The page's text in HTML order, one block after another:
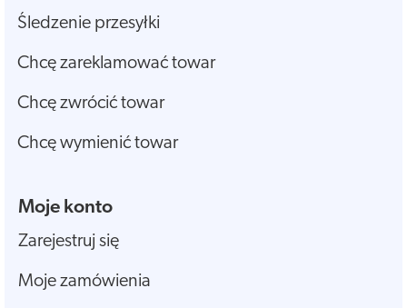
Śledzenie przesyłki
Chcę zareklamować towar
Chcę zwrócić towar
Chcę wymienić towar
Moje konto
Zarejestruj się
Moje zamówienia